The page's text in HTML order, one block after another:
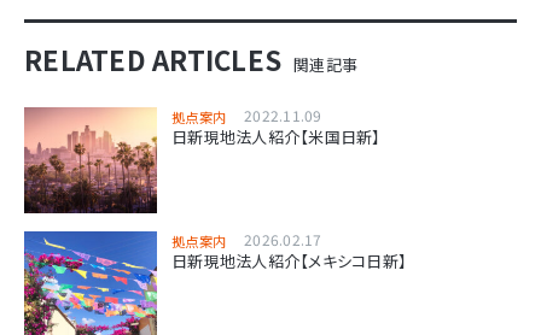
RELATED ARTICLES 関連記事
拠点案内 2022.11.09
日新現地法人紹介【米国日新】
拠点案内 2026.02.17
日新現地法人紹介【メキシコ日新】